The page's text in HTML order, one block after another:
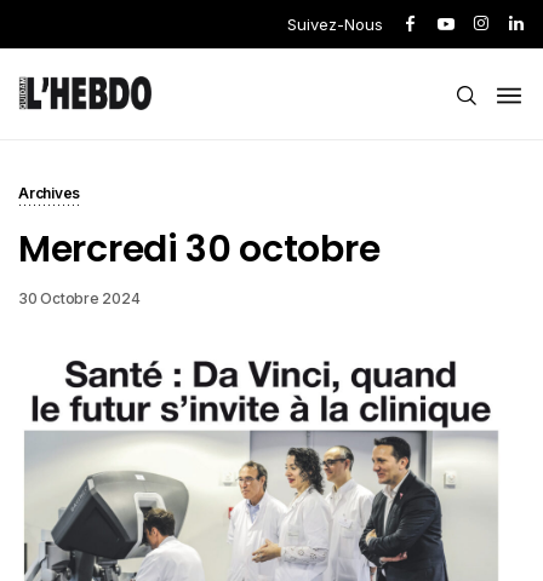
Suivez-Nous
Archives
Mercredi 30 octobre
30 Octobre 2024